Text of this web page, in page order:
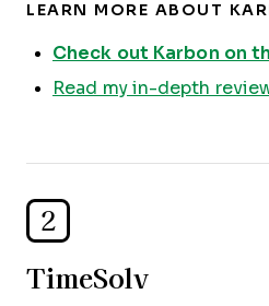
LEARN MORE ABOUT
Check out Karbon on
Read my in-depth
2
TimeSolv